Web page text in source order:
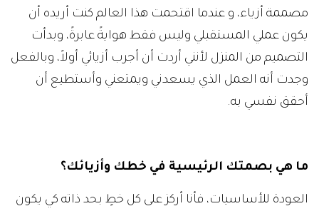
مصممة أزياء، و عندما اقتحمت هذا العالم كنت أريده أن
يكون عملي المستقبلي وليس فقط هوايةً عابرةً، وبدأت
التصميم من المنزل لأنني أردت أن أجرب أزيائي أولاً، وبالفعل
وجدت أنه العمل الذي يسعدني ويمتعني وأستطيع أن
أحقق نفسي به.
ما هي بصمتك الرئيسية في خطك وأزيائك؟
العودة للأساسيات، فأنا أركز على كل خطٍ بحد ذاته كي يكون